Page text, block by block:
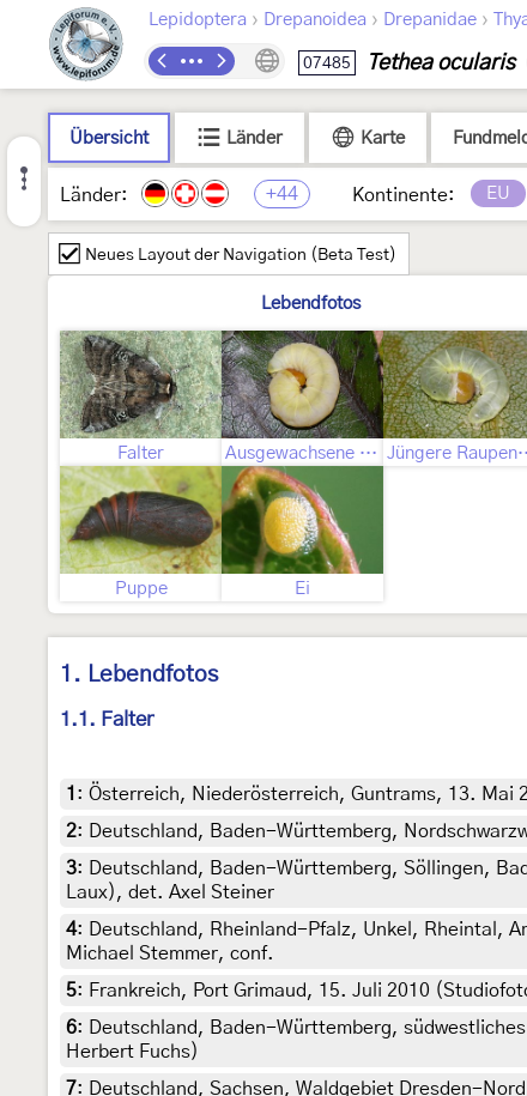
Lepidoptera › Drepanoidea › Drepanidae ›
07485 Tethea ocularis
Übersicht Länder Karte
Länder: +44 Kontinente: EU
Neues Layout der Navigation (Beta Test)
Lebendfotos
Falter Ausgewachsene Raupe Jüngere
Puppe Ei
1. Lebendfotos
1.1. Falter
1 : Österreich, Niederösterreich, Guntrams, 13. Mai
2: Deutschland, Baden-Württemberg,
3:
Deutschland, Baden-Württemberg, Söllingen,
Laux), det. Axel Steiner
4:
Deutschland, Rheinland-Pfalz, Unkel, Rheintal,
Michael Stemmer, conf.
5: Frankreich, Port Grimaud, 15. Juli 2010
6:
Deutschland, Baden-Württemberg,
Herbert Fuchs)
7:
Deutschland, Sachsen, Waldgebiet Dresden-